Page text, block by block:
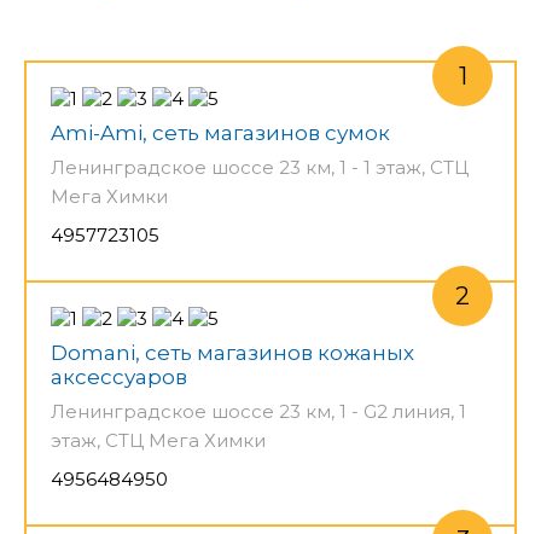
Ami-Ami, сеть магазинов сумок
Ленинградское шоссе 23 км, 1 - 1 этаж, СТЦ
Мега Химки
4957723105
Domani, сеть магазинов кожаных
аксессуаров
Ленинградское шоссе 23 км, 1 - G2 линия, 1
этаж, СТЦ Мега Химки
4956484950